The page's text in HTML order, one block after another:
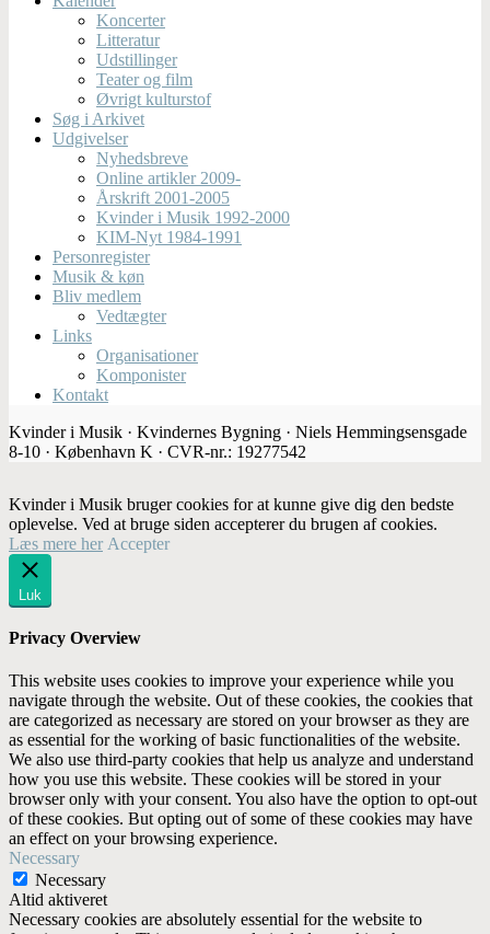
Koncerter
Litteratur
Udstillinger
Teater og film
Øvrigt kulturstof
Søg i Arkivet
Udgivelser
Nyhedsbreve
Online artikler 2009-
Årskrift 2001-2005
Kvinder i Musik 1992-2000
KIM-Nyt 1984-1991
Personregister
Musik & køn
Bliv medlem
Vedtægter
Links
Organisationer
Komponister
Kontakt
Kvinder i Musik · Kvindernes Bygning · Niels Hemmingsensgade
8-10 · København K · CVR-nr.: 19277542
Kvinder i Musik bruger cookies for at kunne give dig den bedste
oplevelse. Ved at bruge siden accepterer du brugen af cookies.
Læs mere her Accepter
Luk
Privacy Overview
This website uses cookies to improve your experience while you
navigate through the website. Out of these cookies, the cookies that
are categorized as necessary are stored on your browser as they are
as essential for the working of basic functionalities of the website.
We also use third-party cookies that help us analyze and understand
how you use this website. These cookies will be stored in your
browser only with your consent. You also have the option to opt-out
of these cookies. But opting out of some of these cookies may have
an effect on your browsing experience.
Necessary
Necessary
Altid aktiveret
Necessary cookies are absolutely essential for the website to